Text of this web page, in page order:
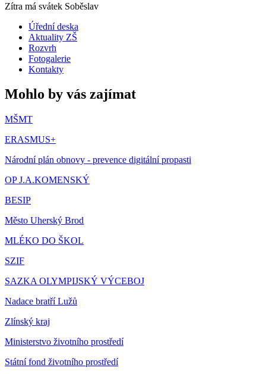
Zítra má svátek Soběslav
Úřední deska
Aktuality ZŠ
Rozvrh
Fotogalerie
Kontakty
Mohlo by vás zajímat
MŠMT
ERASMUS+
Národní plán obnovy - prevence digitální propasti
OP J.A.KOMENSKÝ
BESIP
Město Uherský Brod
MLÉKO DO ŠKOL
SZIF
SAZKA OLYMPIJSKÝ VÝCEBOJ
Nadace bratří Lužů
Zlínský kraj
Ministerstvo životního prostředí
Státní fond životního prostředí